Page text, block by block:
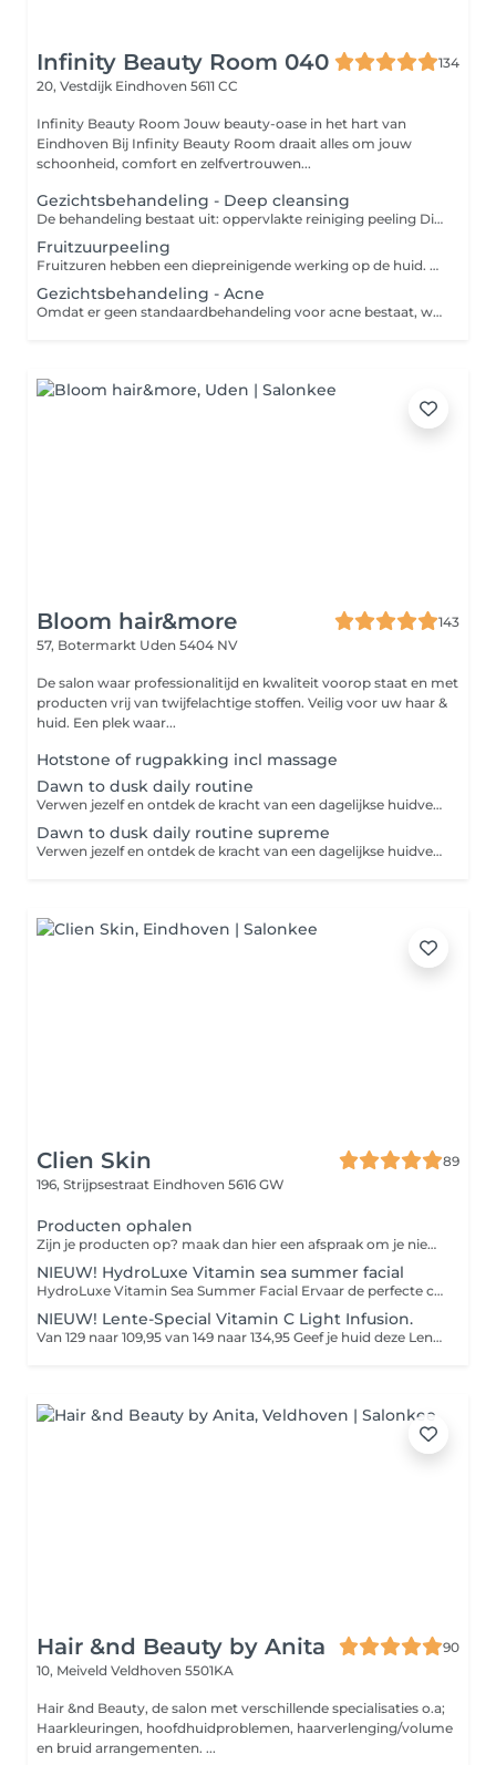
Infinity Beauty Room 040
134
20, Vestdijk Eindhoven 5611 CC
Infinity Beauty Room Jouw beauty-oase in het hart van
Eindhoven Bij Infinity Beauty Room draait alles om jouw
schoonheid, comfort en zelfvertrouwen...
Gezichtsbehandeling - Deep cleansing
De behandeling bestaat uit: oppervlakte reiniging peeling Diepte reiniging epileren masker dag of nachtverzorging
Fruitzuurpeeling
Fruitzuren hebben een diepreinigende werking op de huid. De bovenste huidlaag wordt geëxfolieerd, waardoor oppervlakkige rimpeltjes en acnelittekens vervagen, pigmentvlekken verminderen en de huid steviger en zichtbaar gladder wordt.
Gezichtsbehandeling - Acne
Omdat er geen standaardbehandeling voor acne bestaat, wordt de behandeling altijd aangepast naar de behoeften van jouw huid met het doel de mee-eters en ontstekingen te verminderen. Deze behandeling bestaat uit: - Oppervlakkige reiniging - Dieptereiniging - Onzuiverheden verwijderen - Masker - Verzorgende crème
Bloom hair&more
143
57, Botermarkt Uden 5404 NV
De salon waar professionalitijd en kwaliteit voorop staat en met
producten vrij van twijfelachtige stoffen. Veilig voor uw haar &
huid. Een plek waar...
Hotstone of rugpakking incl massage
Dawn to dusk daily routine
Verwen jezelf en ontdek de kracht van een dagelijkse huidverzorgingsroutine. Dit huidverzorgingsprogramma biedt alles wat je nodig hebt om jouw huid te voeden, te beschermen en te herstellen. Laat elke stap van jouw routine een moment van self-care zijn. Intake-huidanalyse-reinigen-dieptereinigen-masker-dagverzorging-persoonlijk advies.
Dawn to dusk daily routine supreme
Verwen jezelf en ontdek de kracht van een dagelijkse huidverzorgingsroutine. Dit huidverzorgingsprogramma biedt alles wat je nodig hebt om jouw huid te voeden, te beschermen, te herstellen en te verbeteren. Laat elke stap van jouw routine een moment van self-care zijn. Intake-huidanalyse-waxen van gezicht en wenkbrauwen-wenkbrauwen verven-reinigen-dieptereinigen-massage-masker-dagverzorging-persoonlijk advies.
Clien Skin
89
196, Strijpsestraat Eindhoven 5616 GW
Producten ophalen
Zijn je producten op? maak dan hier een afspraak om je nieuwe producten weer op te komen halen.
NIEUW! HydroLuxe Vitamin sea summer facial
HydroLuxe Vitamin Sea Summer Facial Ervaar de perfecte combinatie van luxe, ontspanning en huidverbetering. De HydroLuxe Vitamin Sea Summer Facial is speciaal ontwikkeld om je huid tijdens de zomer intens te hydrateren, te beschermen en een prachtige, gezonde glow te geven. Met krachtige vitamine C, zuurstof, antioxidanten en verkoelende cryoglobes wordt de huid gevoed, gekalmeerd en gestimuleerd om collageen aan te maken. De behandeling laat je huid direct frisser, egaler en zichtbaar stralender achter. Na de behandeling geniet je van: Een frisse, gezonde glow Intense hydratatie Kalmering en herstel van de huid Bescherming tegen zomerse invloeden Een ontspannen én zichtbaar stralende huid
NIEUW! Lente-Special Vitamin C Light Infusion.
Van 129 naar 109,95 van 149 naar 134,95 Geef je huid deze Lente een stralende boost. Tijdens de Special HydroPeptide Vitamin C Light Infusion facial geniet je van diepe ontspanning, warme compressen, Cryotreatment en een zorgvuldig opgebouwde glow-behandeling met verhelderende enzymen, vitamine C en zuurstofwerkstoffen. Het collageenlicht van de Beauty Angel ELT laat je huid zichtbaar oplichten, voller ogen en direct glanzen met een gezonde zomerse Glow De behandeling wordt afgesloten met rijke verzorging, oogcrème, lipverzorging en een aangepaste dag- of nachtcrème. Perfect voor wie deze zomer wil stralen, comfort zoekt én intensieve huidverbetering wil combineren met pure ontspanning.
Hair &nd Beauty by Anita
90
10, Meiveld Veldhoven 5501KA
Hair &nd Beauty, de salon met verschillende specialisaties o.a;
Haarkleuringen, hoofdhuidproblemen, haarverlenging/volume
en bruid arrangementen. ...